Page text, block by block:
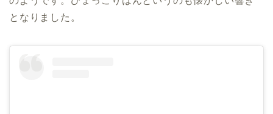
となりました。